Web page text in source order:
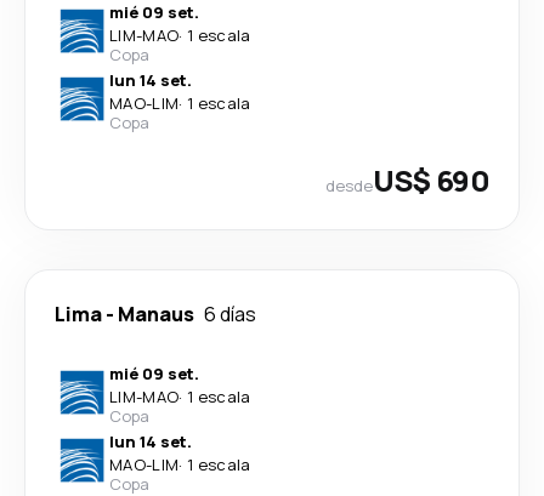
mié 09 set.
LIM-MAO· 1 escala
Copa
lun 14 set.
MAO-LIM· 1 escala
Copa
desdeUS$ 690
Lima- Manaus 6 días
mié 09 set.
LIM-MAO· 1 escala
Copa
lun 14 set.
MAO-LIM· 1 escala
Copa